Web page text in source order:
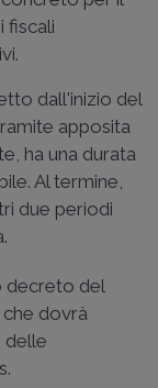
fiscali
dall'inizio del
apposita
ha una durata
Al termine,
due periodi
decreto del
dovrà
delle